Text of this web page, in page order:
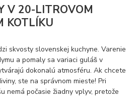
V 20-LITROVOM
KOTLÍKU
skvosty slovenskej kuchyne. Varenie
a pomaly sa variaci guláš v
dokonalú atmosféru. Ak chcete
ste na správnom mieste! Pri
nemá počasie žiadny vplyv, pretože